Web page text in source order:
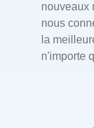
nouveaux
nous
la
n'importe